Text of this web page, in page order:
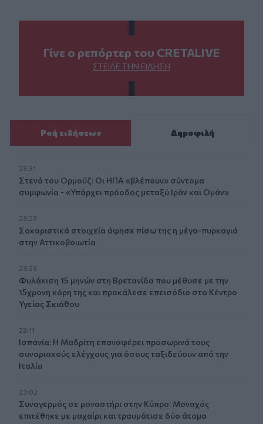
Γίνε ο ρεπόρτερ του CRETALIVE
ΣΤΕΊΛΕ ΤΗΝ ΕΊΔΗΣΗ
Ροή ειδήσεων Δημοφιλή
23:31
Στενά του Ορμούζ: Οι ΗΠΑ «βλέπουν» σύντομα
συμφωνία - «Υπάρχει πρόοδος μεταξύ Ιράν και Ομάν»
23:27
Σοκαριστικά στοιχεία άφησε πίσω της η μέγα-πυρκαγιά
στην Αττικοβοιωτία
23:23
Φυλάκιση 15 μηνών στη Βρετανίδα που μέθυσε με την
15χρονη κόρη της και προκάλεσε επεισόδιο στο Κέντρο
Υγείας Σκιάθου
23:11
Ισπανία: Η Μαδρίτη επαναφέρει προσωρινά τους
συνοριακούς ελέγχους για όσους ταξιδεύουν από την
Ιταλία
23:02
Συναγερμός σε μοναστήρι στην Κύπρο: Μοναχός
επιτέθηκε με μαχαίρι και τραυμάτισε δύο άτομα